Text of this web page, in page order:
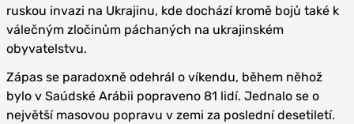
ruskou invazi na Ukrajinu, kde dochází kromě bojů také k
válečným zločinům páchaných na ukrajinském
obyvatelstvu.
Zápas se paradoxně odehrál o víkendu, během něhož
bylo v Saúdské Arábii popraveno 81 lidí. Jednalo se o
největší masovou popravu v zemi za poslední desetiletí.